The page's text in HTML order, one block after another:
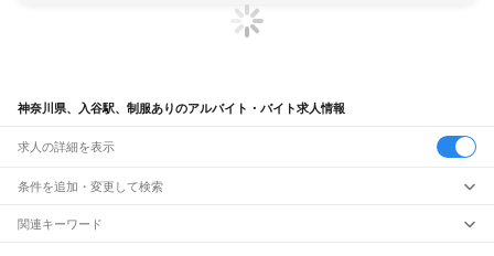
神奈川県、入谷駅、制服ありのアルバイト・バイト求人情報
求人の詳細を表示
条件を追加・変更して検索
市区町村を追加・変更
関連キーワード